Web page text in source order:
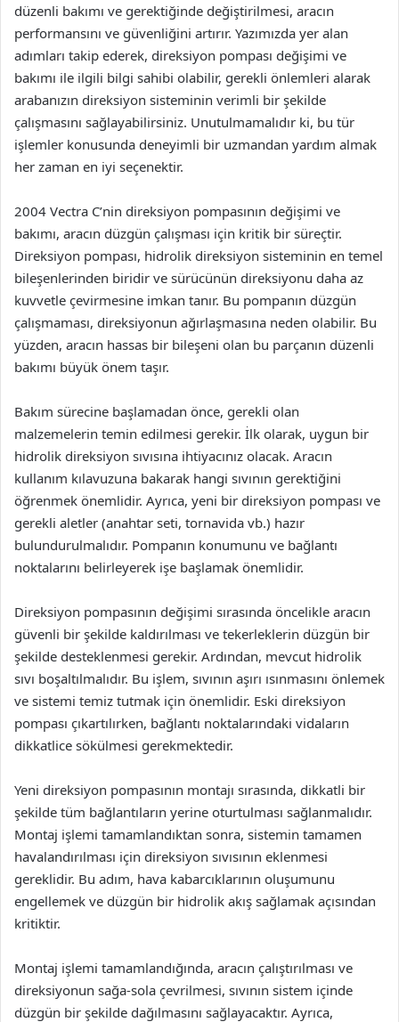
düzenli bakımı ve gerektiğinde değiştirilmesi, aracın
performansını ve güvenliğini artırır. Yazımızda yer alan
adımları takip ederek, direksiyon pompası değişimi ve
bakımı ile ilgili bilgi sahibi olabilir, gerekli önlemleri alarak
arabanızın direksiyon sisteminin verimli bir şekilde
çalışmasını sağlayabilirsiniz. Unutulmamalıdır ki, bu tür
işlemler konusunda deneyimli bir uzmandan yardım almak
her zaman en iyi seçenektir.
2004 Vectra C’nin direksiyon pompasının değişimi ve
bakımı, aracın düzgün çalışması için kritik bir süreçtir.
Direksiyon pompası, hidrolik direksiyon sisteminin en temel
bileşenlerinden biridir ve sürücünün direksiyonu daha az
kuvvetle çevirmesine imkan tanır. Bu pompanın düzgün
çalışmaması, direksiyonun ağırlaşmasına neden olabilir. Bu
yüzden, aracın hassas bir bileşeni olan bu parçanın düzenli
bakımı büyük önem taşır.
Bakım sürecine başlamadan önce, gerekli olan
malzemelerin temin edilmesi gerekir. İlk olarak, uygun bir
hidrolik direksiyon sıvısına ihtiyacınız olacak. Aracın
kullanım kılavuzuna bakarak hangi sıvının gerektiğini
öğrenmek önemlidir. Ayrıca, yeni bir direksiyon pompası ve
gerekli aletler (anahtar seti, tornavida vb.) hazır
bulundurulmalıdır. Pompanın konumunu ve bağlantı
noktalarını belirleyerek işe başlamak önemlidir.
Direksiyon pompasının değişimi sırasında öncelikle aracın
güvenli bir şekilde kaldırılması ve tekerleklerin düzgün bir
şekilde desteklenmesi gerekir. Ardından, mevcut hidrolik
sıvı boşaltılmalıdır. Bu işlem, sıvının aşırı ısınmasını önlemek
ve sistemi temiz tutmak için önemlidir. Eski direksiyon
pompası çıkartılırken, bağlantı noktalarındaki vidaların
dikkatlice sökülmesi gerekmektedir.
Yeni direksiyon pompasının montajı sırasında, dikkatli bir
şekilde tüm bağlantıların yerine oturtulması sağlanmalıdır.
Montaj işlemi tamamlandıktan sonra, sistemin tamamen
havalandırılması için direksiyon sıvısının eklenmesi
gereklidir. Bu adım, hava kabarcıklarının oluşumunu
engellemek ve düzgün bir hidrolik akış sağlamak açısından
kritiktir.
Montaj işlemi tamamlandığında, aracın çalıştırılması ve
direksiyonun sağa-sola çevrilmesi, sıvının sistem içinde
düzgün bir şekilde dağılmasını sağlayacaktır. Ayrıca,